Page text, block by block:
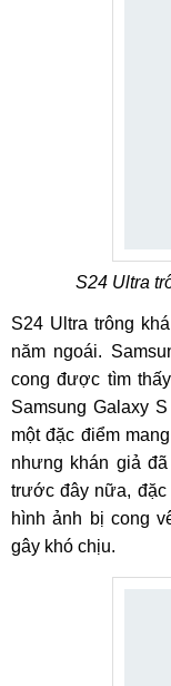
S24 Ultra
S24 Ultra trông
năm ngoái.
cong được tìm
Samsung Galaxy
một đặc điểm
nhưng khán giả
trước đây nữa, đặc
hình ảnh bị cong
gây khó chịu.